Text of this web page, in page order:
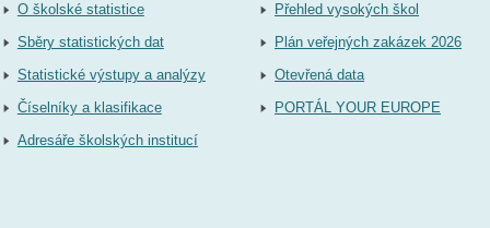
O školské statistice
Sběry statistických dat
Statistické výstupy a analýzy
Číselníky a klasifikace
Adresáře školských institucí
Přehled vysokých škol
Plán veřejných zakázek 2026
Otevřená data
PORTÁL YOUR EUROPE